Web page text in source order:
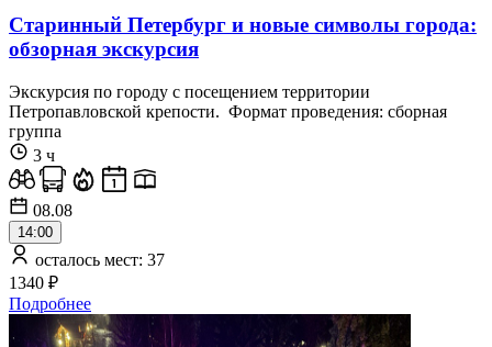
Старинный Петербург и новые символы города:
обзорная экскурсия
Экскурсия по городу с посещением территории
Петропавловской крепости. Формат проведения: сборная
группа
3 ч
08.08
14:00
осталось мест: 37
1340 ₽
Подробнее